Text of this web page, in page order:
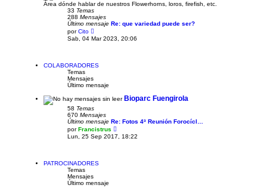
s
e
Área dónde hablar de nuestros Flowerhorns, loros, firefish, etc.
33 Temas
288 Mensajes
Último mensaje Re: que variedad puede ser?
porCito
e
r
t
i
m
n
s
a
j
e
Sab, 04 Mar 2023, 20:06
COLABORADORES
Temas
Mensajes
Último mensaje
Bioparc Fuengirola
58 Temas
670 Mensajes
Último mensaje Re: Fotos 4ª Reunión Forocícl…
porFrancistrus
e
Lun, 25 Sep 2017, 18:22
PATROCINADORES
Temas
Mensajes
Último mensaje